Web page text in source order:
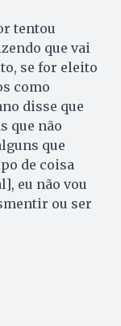
tentou
que vai
se for eleito
como
disse que
que não
que
de coisa
eu não vou
ou ser